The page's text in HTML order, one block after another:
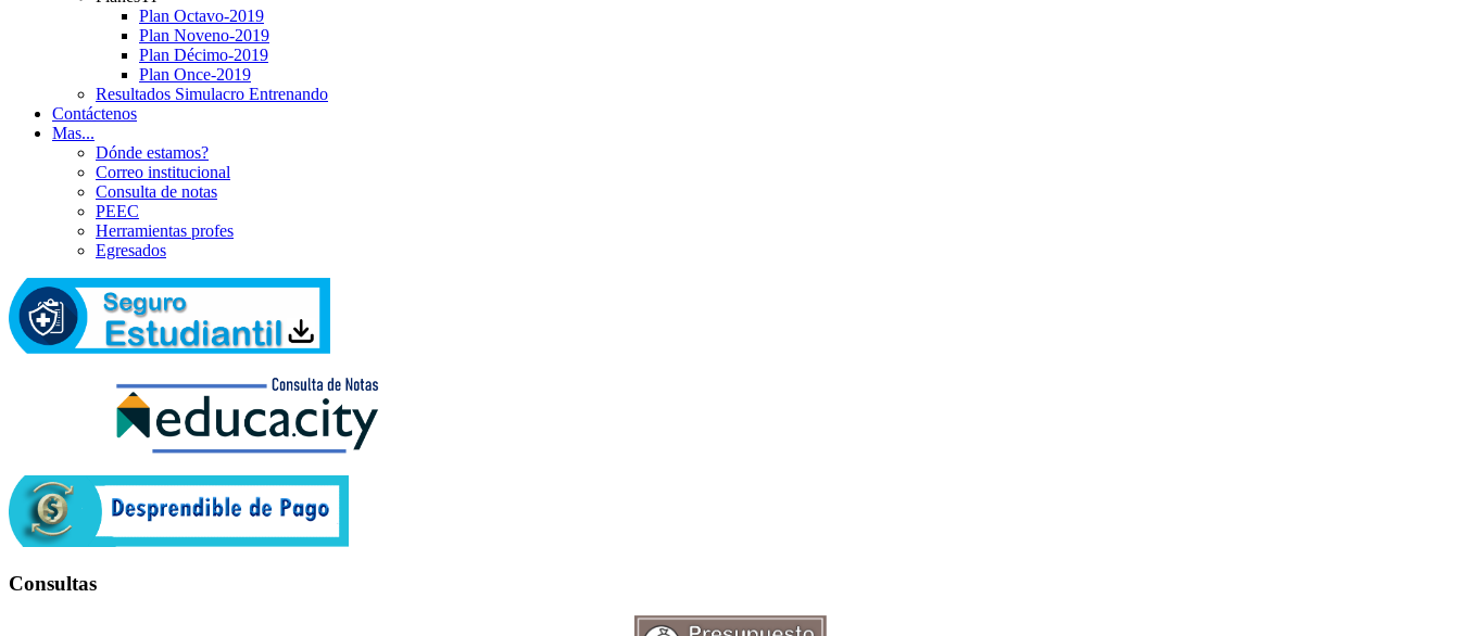
Plan Octavo-2019
Plan Noveno-2019
Plan Décimo-2019
Plan Once-2019
Resultados Simulacro Entrenando
Contáctenos
Mas...
Dónde estamos?
Correo institucional
Consulta de notas
PEEC
Herramientas profes
Egresados
Consultas